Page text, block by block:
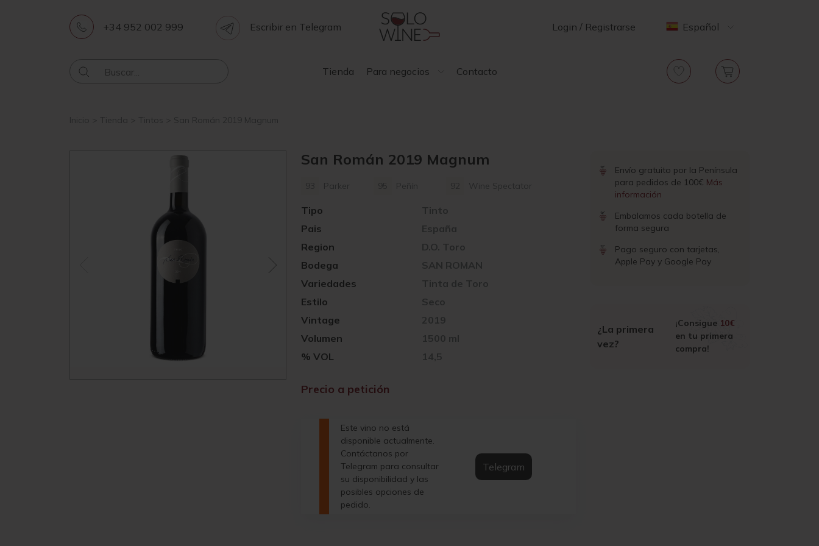
+34 952 002 999 Escribir en Telegram Login / Registrarse Español
Tienda Para negocios Contacto
Inicio Tienda Tintos San Román 2019 Magnum
San Román 2019 Magnum
Parker Peñín Wine Spectator
Pais España
Vintage 2019
Region D.O. Toro
Volumen 1500 ml
Bodega SAN ROMAN
% VOL 14,5
Variedades Tinta de Toro
Tipo Tinto
Estilo Seco
Precio a petición
Este vino no está
disponible actualmente.
Contáctanos por
Telegram para consultar
su disponibilidad y las
posibles opciones de
pedido.
Telegram
Envío gratuito por la Península
para pedidos de 100€ Más
información
Embalamos cada botella de
forma segura
Pago seguro con tarjetas,
Apple Pay y Google Pay
¿La primera
vez?
¡Consigue 10€
en tu primera
compra!